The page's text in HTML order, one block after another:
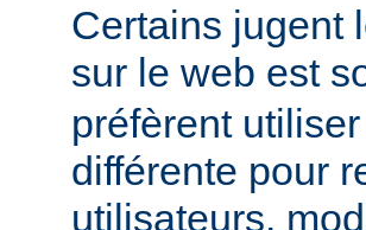
Certains jugent
sur le web est
préfèrent
différente pour
utilisateurs.